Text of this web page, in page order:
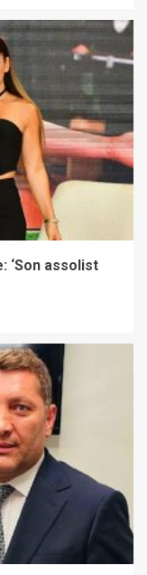
‘Son assolist